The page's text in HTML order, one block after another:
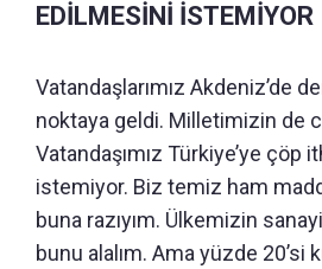
EDİLMESİNİ İSTEMİYOR
Vatandaşlarımız Akdeniz’de
noktaya geldi. Milletimizin de
Vatandaşımız Türkiye’ye çöp
istemiyor. Biz temiz ham
buna razıyım. Ülkemizin
bunu alalım. Ama yüzde 20’si